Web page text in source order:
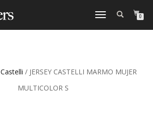
CAMBIAR
0
Castelli / JERSEY CASTELLI MARMO MUJER
MULTICOLOR S